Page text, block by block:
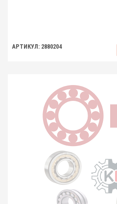
АРТИКУЛ: 2880204